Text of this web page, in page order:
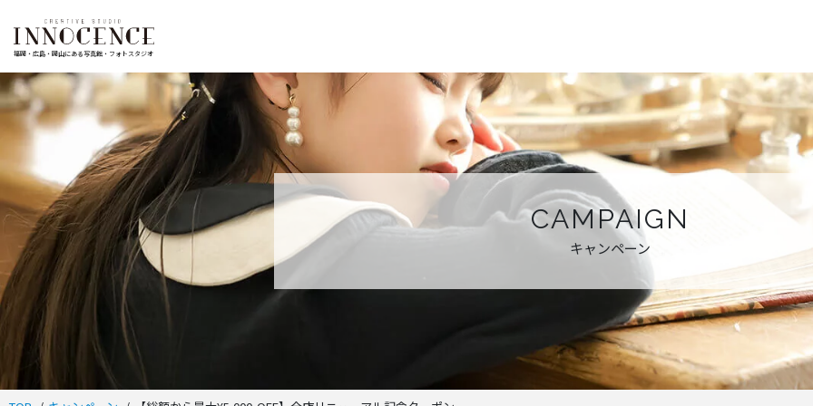
福岡・広島・岡山にある写真館・フォトスタジオ
CAMPAIGN
キャンペーン